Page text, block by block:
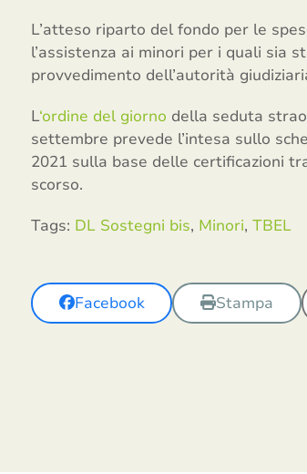
L’atteso riparto del fondo per le
l’assistenza ai minori per i quali sia
provvedimento dell’autorità
L‘ordine del giorno della seduta
settembre prevede l’intesa sullo
2021 sulla base delle certificazioni
scorso.
Tags: DL Sostegni bis, Minori, TBEL
Facebook Stampa